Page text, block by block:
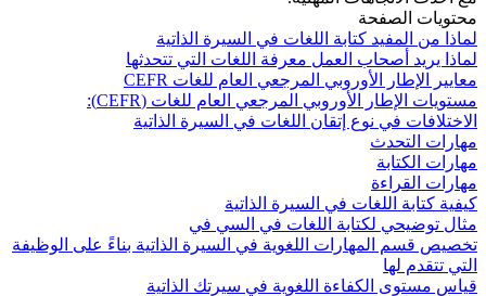
محتويات الصفحة
لماذا من المفيد كتابة اللغات في السيرة الذاتية
لماذا يريد أصحاب العمل معرفة اللغات التي تتحدثها
معايير الإطار الأوروبي المرجعي العام للغات CEFR
مستويات الإطار الأوروبي المرجعي العام للغات (CEFR):
الاختلافات في نوع إتقان اللغات في السيرة الذاتية
مهارات التحدث
مهارات الكتابة
مهارات القراءة
كيفية كتابة اللغات في السيرة الذاتية
مثال توضيحي لكتابة اللغات في السي في
تخصيص قسم المهارات اللغوية في السيرة الذاتية بناءً على الوظيفة
التي تتقدم لها
قياس مستوى الكفاءة اللغوية في سيرتك الذاتية